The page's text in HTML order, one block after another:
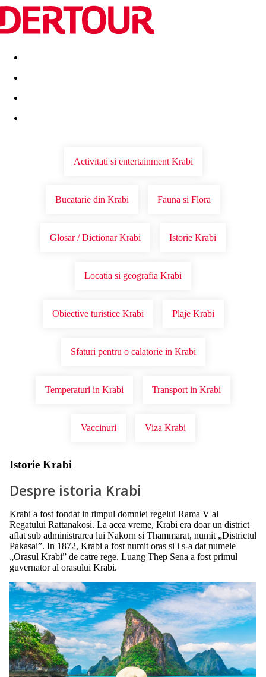
Destinatii Vacanta perfecta OFERTE DE NERATAT
Activitati si entertainment Krabi
Bucatarie din Krabi Fauna si Flora
Glosar / Dictionar Krabi Istorie Krabi
Locatia si geografia Krabi
Obiective turistice Krabi Plaje Krabi
Sfaturi pentru o calatorie in Krabi
Temperaturi in Krabi Transport in Krabi
Vaccinuri Viza Krabi
Istorie Krabi
Despre istoria Krabi
Krabi a fost fondat in timpul domniei regelui Rama V al
Regatului Rattanakosi. La acea vreme, Krabi era doar un district
aflat sub administrarea lui Nakorn si Thammarat, numit „Districtul
Pakasai”. In 1872, Krabi a fost numit oras si i s-a dat numele
„Orasul Krabi” de catre rege. Luang Thep Sena a fost primul
guvernator al orasului Krabi.